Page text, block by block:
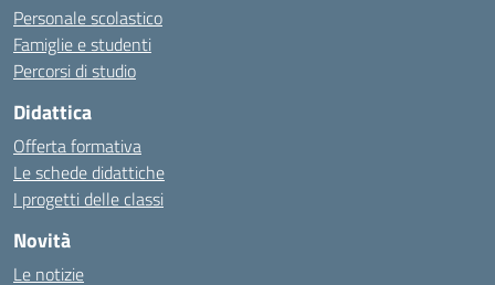
Personale scolastico
Famiglie e studenti
Percorsi di studio
Didattica
Offerta formativa
Le schede didattiche
I progetti delle classi
Novità
Le notizie